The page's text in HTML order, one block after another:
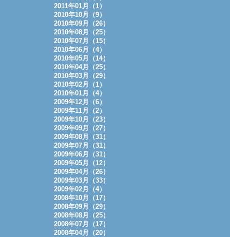
2011年01月（1）
2010年10月（9）
2010年09月（26）
2010年08月（25）
2010年07月（15）
2010年06月（4）
2010年05月（14）
2010年04月（25）
2010年03月（29）
2010年02月（1）
2010年01月（4）
2009年12月（6）
2009年11月（2）
2009年10月（23）
2009年09月（27）
2009年08月（31）
2009年07月（31）
2009年06月（31）
2009年05月（12）
2009年04月（26）
2009年03月（33）
2009年02月（4）
2008年10月（17）
2008年09月（29）
2008年08月（25）
2008年07月（17）
2008年04月（20）